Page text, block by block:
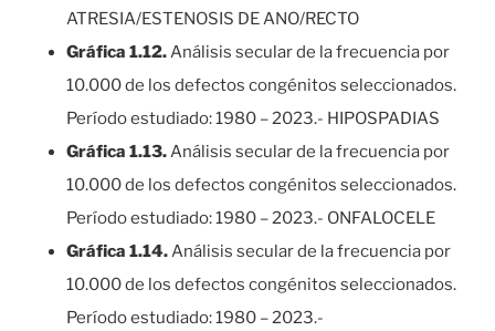
ATRESIA/ESTENOSIS DE ANO/RECTO
Gráfica 1.12.Análisis secular de la frecuencia por
10.000 de los defectos congénitos seleccionados.
Período estudiado: 1980 – 2023.- HIPOSPADIAS
Gráfica 1.13.Análisis secular de la frecuencia por
10.000 de los defectos congénitos seleccionados.
Período estudiado: 1980 – 2023.- ONFALOCELE
Gráfica 1.14.Análisis secular de la frecuencia por
10.000 de los defectos congénitos seleccionados.
Período estudiado: 1980 – 2023.-